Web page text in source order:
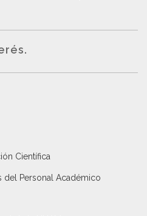
Científica
del Personal Académico